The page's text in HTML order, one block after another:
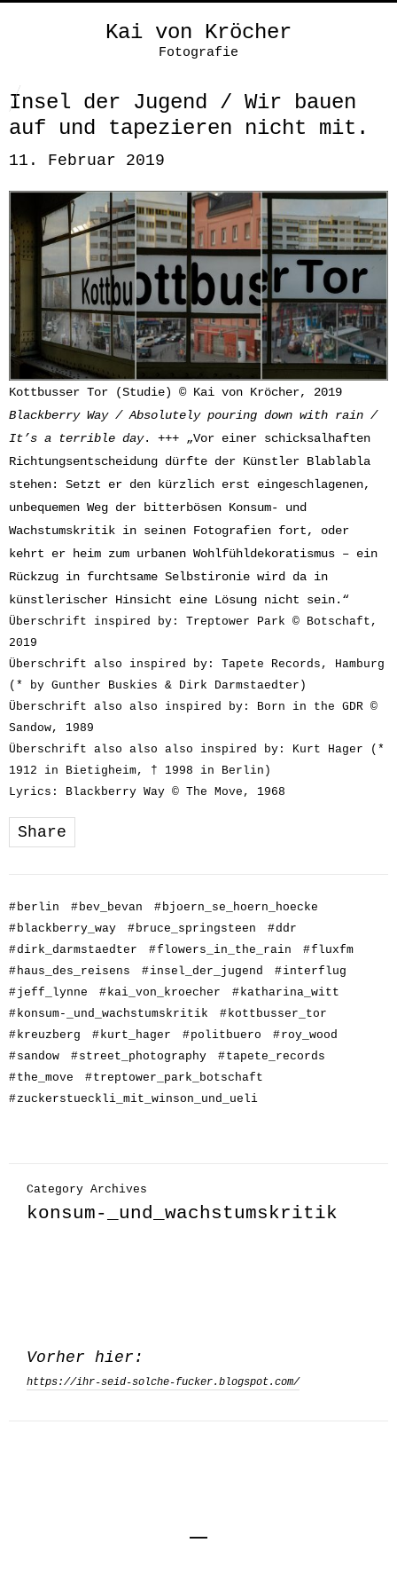
Kai von Kröcher
Fotografie
Insel der Jugend / Wir bauen
auf und tapezieren nicht mit.
11. Februar 2019
Kottbusser Tor (Studie) © Kai von Kröcher, 2019
Blackberry Way / Absolutely pouring down with rain /
It’s a terrible day. +++ „Vor einer schicksalhaften
Richtungsentscheidung dürfte der Künstler Blablabla
stehen: Setzt er den kürzlich erst eingeschlagenen,
unbequemen Weg der bitterbösen Konsum- und
Wachstumskritik in seinen Fotografien fort, oder
kehrt er heim zum urbanen Wohlfühldekoratismus – ein
Rückzug in furchtsame Selbstironie wird da in
künstlerischer Hinsicht eine Lösung nicht sein.“
Überschrift inspired by: Treptower Park © Botschaft,
2019
Überschrift also inspired by: Tapete Records, Hamburg
(* by Gunther Buskies & Dirk Darmstaedter)
Überschrift also also inspired by: Born in the GDR ©
Sandow, 1989
Überschrift also also also inspired by: Kurt Hager (*
1912 in Bietigheim, † 1998 in Berlin)
Lyrics: Blackberry Way © The Move, 1968
Share
#berlin #bev_bevan #bjoern_se_hoern_hoecke
#blackberry_way #bruce_springsteen #ddr
#dirk_darmstaedter #flowers_in_the_rain #fluxfm
#haus_des_reisens #insel_der_jugend #interflug
#jeff_lynne #kai_von_kroecher #katharina_witt
#konsum-_und_wachstumskritik #kottbusser_tor
#kreuzberg #kurt_hager #politbuero #roy_wood
#sandow #street_photography #tapete_records
#the_move #treptower_park_botschaft
#zuckerstueckli_mit_winson_und_ueli
Category Archives
konsum-_und_wachstumskritik
Vorher hier:
https://ihr-seid-solche-fucker.blogspot.com/